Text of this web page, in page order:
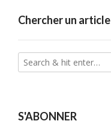
Chercher un article
S'ABONNER